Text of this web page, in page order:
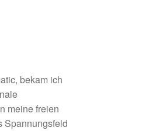
bekam ich
meine freien
Spannungsfeld